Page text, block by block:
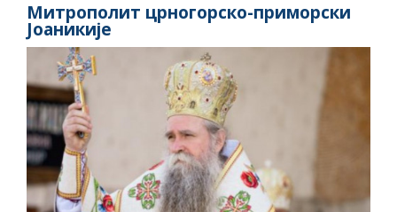
Митрополит црногорско-приморски
Јоаникије